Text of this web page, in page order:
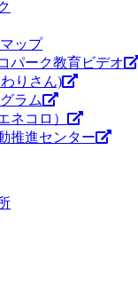
パーク教育ビデオ
りさん)
ラム
ネコロ）
推進センター